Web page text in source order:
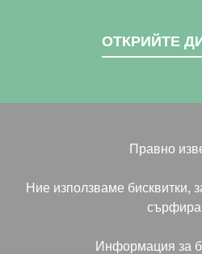
ОТКРИЙТЕ
Правно
Ние използваме бисквитки,
Информация за